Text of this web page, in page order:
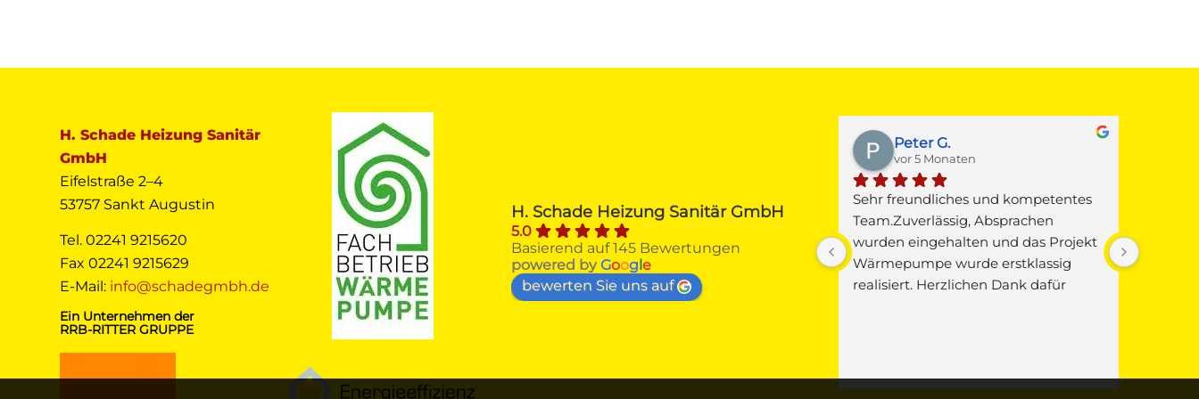
H. Schade Heizung Sanitär
GmbH
Eifelstraße 2–4
53757 Sankt Augustin
Tel. 02241 9215620
Fax 02241 9215629
E-Mail: info@schadegmbh.de
Ein Unternehmen der
RRB-RITTER GRUPPE
H. Schade Heizung Sanitär GmbH
5.0
Basierend auf 145 Bewertungen
powered byGoogle
bewerten Sie uns auf
erhielt von mir nach Beratungs- und
Angebotsvergleichen den Zuschlag
zum Austausch meines über 40
Jahre Viessmann-Gasheizkessel
gegen einen ÖKOFEN-Pellet -
Peter G.
vor 5 Monaten
Sehr freundliches und kompetentes
Team.Zuverlässig, Absprachen
wurden eingehalten und das Projekt
Wärmepumpe wurde erstklassig
realisiert. Herzlichen Dank dafür